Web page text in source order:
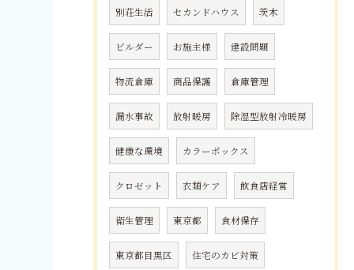
別荘生活 セカンドハウス 茨木
ビルダー お施主様 建設問題
物流倉庫 商品保護 倉庫管理
漏水事故 放射暖房 除湿型放射冷暖房
健康な環境 カラーボックス
クロゼット 衣類ケア 飲食店経営
衛生管理 東京都 食材保存
東京都目黒区 住宅のカビ対策